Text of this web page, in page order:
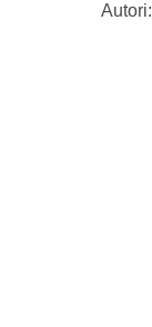
Autori: